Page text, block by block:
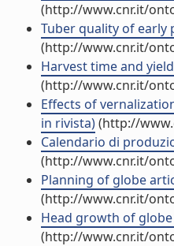
(http://www.cnr.it/
Tuber quality of early
(http://www.cnr.it/
Harvest time and
(http://www.cnr.it/
Effects of
in rivista)(http://
Calendario di
(http://www.cnr.it/
Planning of globe
(http://www.cnr.it/
Head growth of
(http://www.cnr.it/